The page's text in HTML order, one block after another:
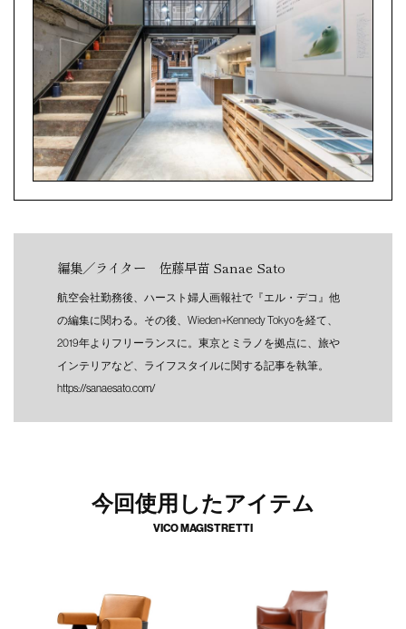
編集／ライター 佐藤早苗 Sanae Sato
航空会社勤務後、ハースト婦人画報社で『エル・デコ』他
の編集に関わる。その後、Wieden+Kennedy Tokyoを経て、
2019年よりフリーランスに。東京とミラノを拠点に、旅や
インテリアなど、ライフスタイルに関する記事を執筆。
https://sanaesato.com/
今回使用したアイテム
VICO MAGISTRETTI